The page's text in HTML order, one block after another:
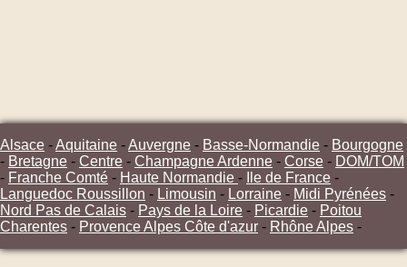
Alsace -Aquitaine -Auvergne - Basse-Normandie - Bourgogne
- Bretagne - Centre - Champagne Ardenne - Corse - DOM/TOM
- Franche Comté - Haute Normandie - Ile de France -
Languedoc Roussillon - Limousin - Lorraine - Midi Pyrénées -
Nord Pas de Calais - Pays de la Loire - Picardie - Poitou
Charentes - Provence Alpes Côte d'azur - Rhône Alpes -